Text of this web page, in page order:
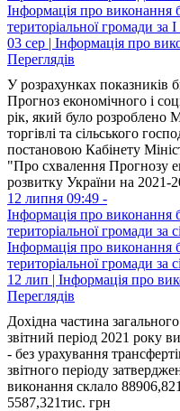
Інформація про виконання
територіальної громади за
03 сер | Інформація про
Переглядів
У розрахунках показників
Прогноз економічного і
рік, який було розроблено
торгівлі та сільського
постановою Кабінету
"Про схвалення Прогнозу
розвитку України на 2021-
12 липня 09:49 -
Інформація про виконання
територіальної громади за
Інформація про виконання
територіальної громади за
12 лип | Інформація про
Переглядів
Дохідна частина
звітний період 2021 року
- без урахування
звітного періоду
виконання склало
5587,321тис. грн